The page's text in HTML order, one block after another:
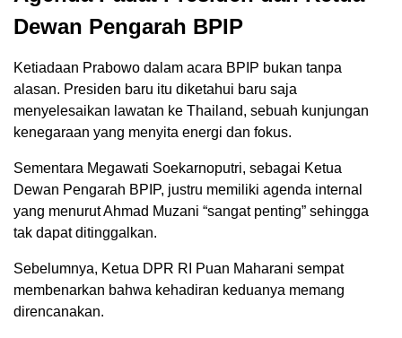
Dewan Pengarah BPIP
Ketiadaan Prabowo dalam acara BPIP bukan tanpa
alasan. Presiden baru itu diketahui baru saja
menyelesaikan lawatan ke Thailand, sebuah kunjungan
kenegaraan yang menyita energi dan fokus.
Sementara Megawati Soekarnoputri, sebagai Ketua
Dewan Pengarah BPIP, justru memiliki agenda internal
yang menurut Ahmad Muzani “sangat penting” sehingga
tak dapat ditinggalkan.
Sebelumnya, Ketua DPR RI Puan Maharani sempat
membenarkan bahwa kehadiran keduanya memang
direncanakan.